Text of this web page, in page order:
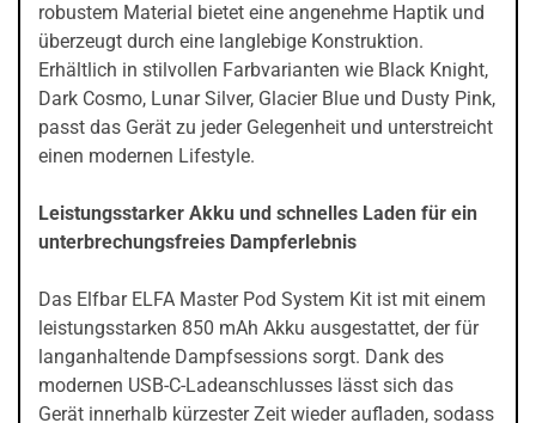
robustem Material bietet eine angenehme Haptik und
überzeugt durch eine langlebige Konstruktion.
Erhältlich in stilvollen Farbvarianten wie Black Knight,
Dark Cosmo, Lunar Silver, Glacier Blue und Dusty Pink,
passt das Gerät zu jeder Gelegenheit und unterstreicht
einen modernen Lifestyle.
Leistungsstarker Akku und schnelles Laden für ein
unterbrechungsfreies Dampferlebnis
Das Elfbar ELFA Master Pod System Kit ist mit einem
leistungsstarken 850 mAh Akku ausgestattet, der für
langanhaltende Dampfsessions sorgt. Dank des
modernen USB-C-Ladeanschlusses lässt sich das
Gerät innerhalb kürzester Zeit wieder aufladen, sodass